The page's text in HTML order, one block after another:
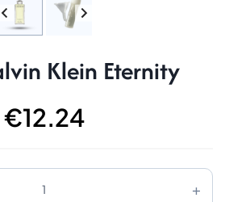
Klein Eternity
€12.24